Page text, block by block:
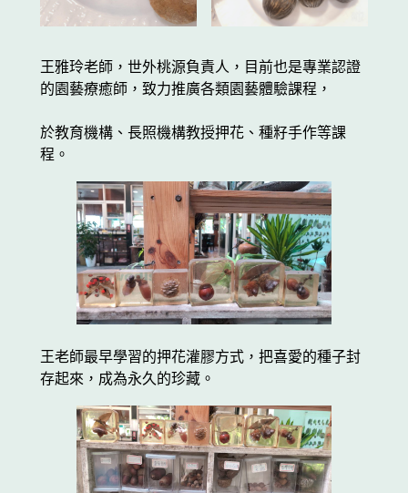
王雅玲老師，世外桃源負責人，目前也是專業認證
的園藝療癒師，致力推廣各類園藝體驗課程，
於教育機構、長照機構教授押花、種籽手作等課
程。
王老師最早學習的押花灌膠方式，把喜愛的種子封
存起來，成為永久的珍藏。